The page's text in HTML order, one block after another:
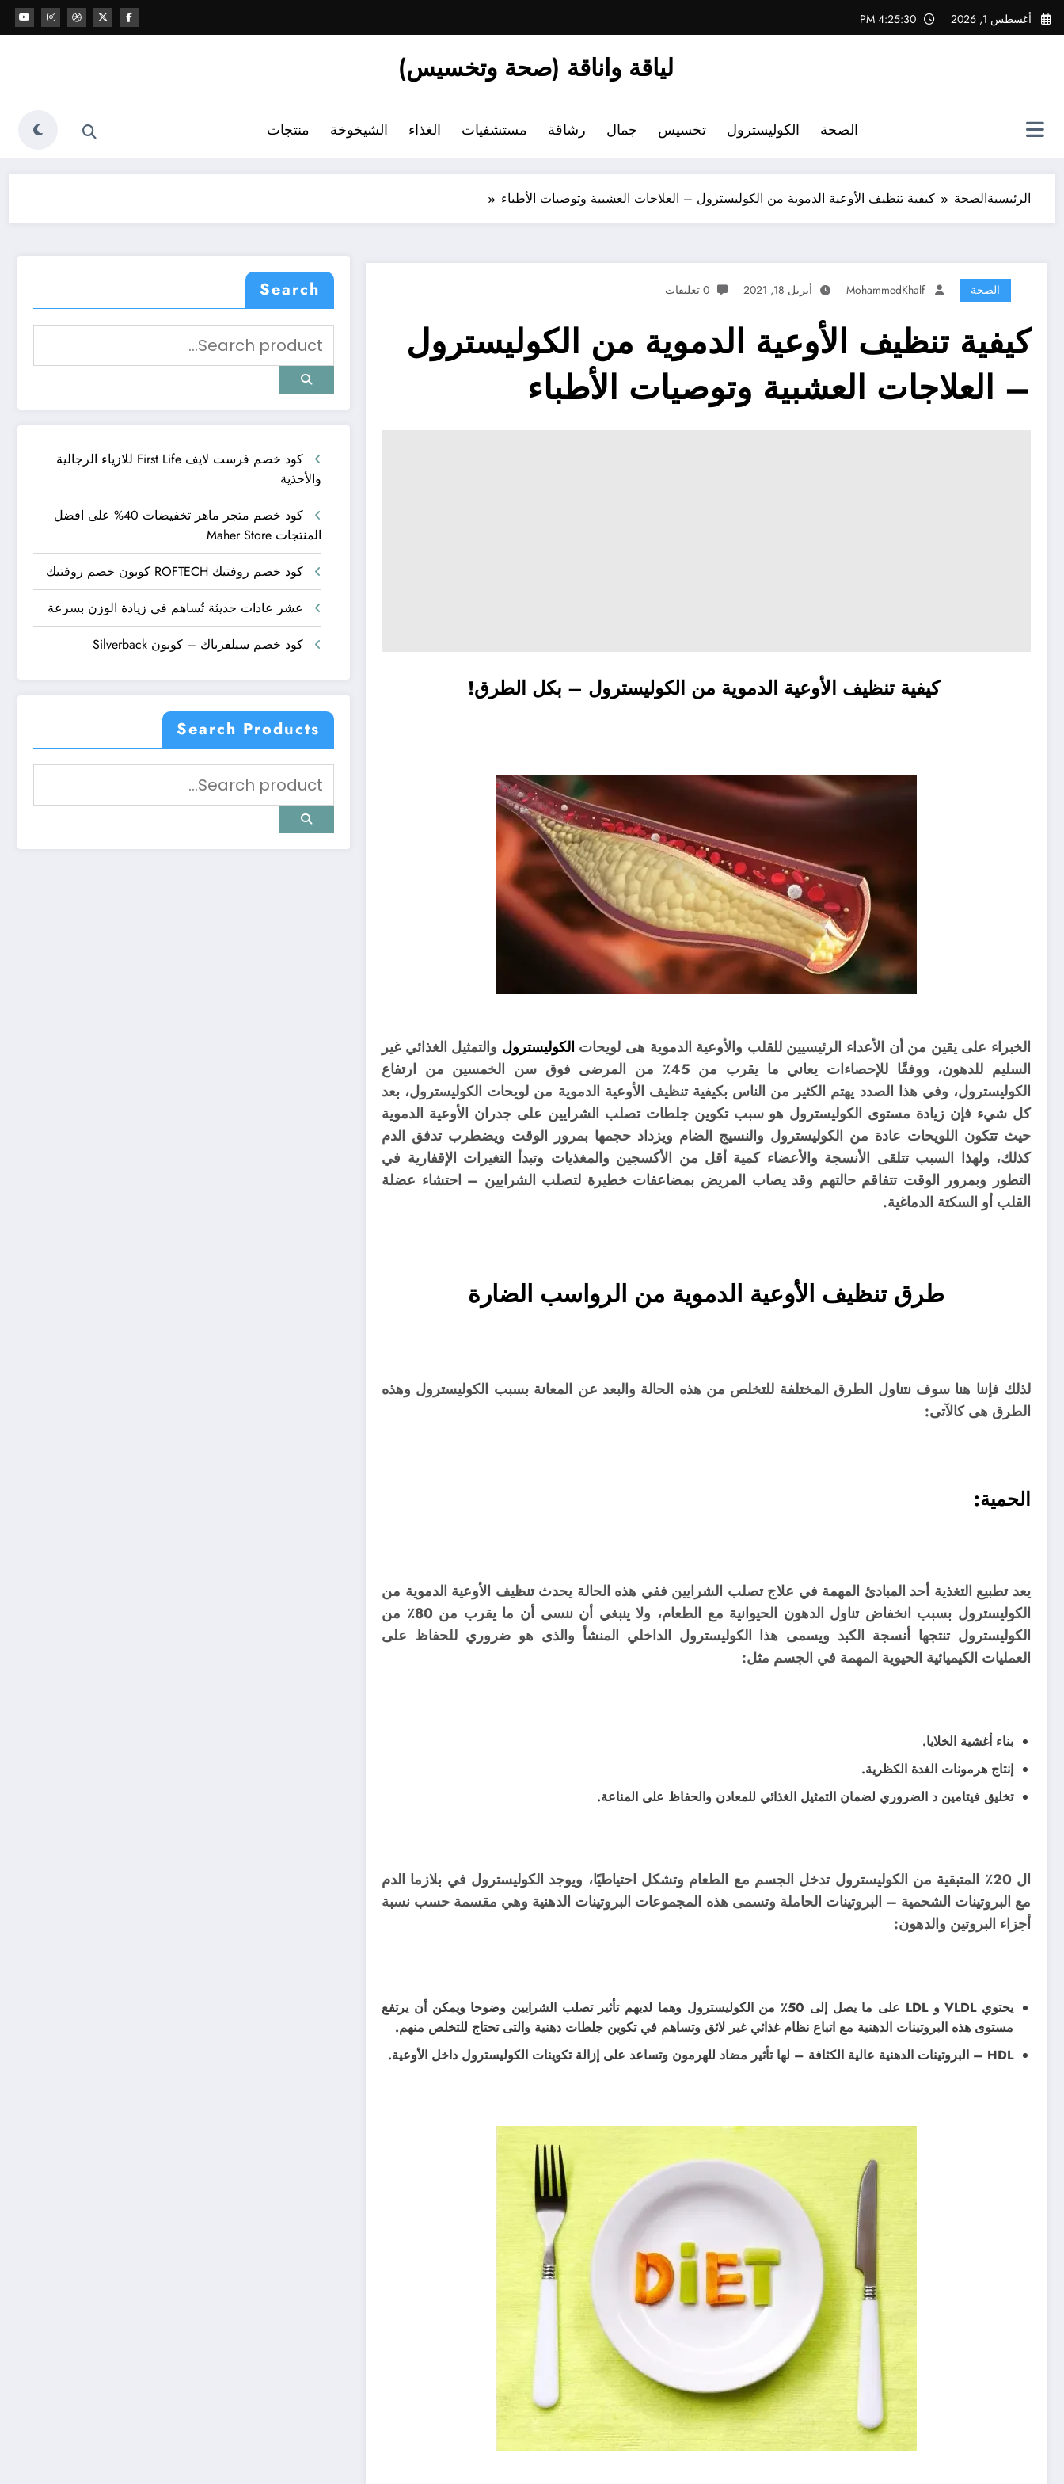
التجاوز
إلى
أغسطس 1, 2026 4:25:31 PM
لياقة واناقة (صحة وتخسيس)
الصحة الكوليسترول تخسيس جمال رشاقة مستشفيات الغذاء الشيخوخة منتجات
الرئيسيةالصحة كيفية تنظيف الأوعية الدموية من الكوليسترول – العلاجات العشبية وتوصيات الأطباء
الصحة MohammedKhalf أبريل 18, 2021 0 تعليقات
كيفية تنظيف الأوعية الدموية من الكوليسترول
– العلاجات العشبية وتوصيات الأطباء
كيفية تنظيف الأوعية الدموية من الكوليسترول – بكل الطرق!
الخبراء على يقين من أن الأعداء الرئيسيين للقلب والأوعية الدموية هى لويحات الكوليسترول والتمثيل الغذائي غير
السليم للدهون، ووفقًا للإحصاءات يعاني ما يقرب من 45٪ من المرضى فوق سن الخمسين من ارتفاع
الكوليسترول، وفي هذا الصدد يهتم الكثير من الناس بكيفية تنظيف الأوعية الدموية من لويحات الكوليسترول، بعد
كل شيء فإن زيادة مستوى الكوليسترول هو سبب تكوين جلطات تصلب الشرايين على جدران الأوعية الدموية
حيث تتكون اللويحات عادة من الكوليسترول والنسيج الضام ويزداد حجمها بمرور الوقت ويضطرب تدفق الدم
كذلك، ولهذا السبب تتلقى الأنسجة والأعضاء كمية أقل من الأكسجين والمغذيات وتبدأ التغيرات الإقفارية في
التطور وبمرور الوقت تتفاقم حالتهم وقد يصاب المريض بمضاعفات خطيرة لتصلب الشرايين – احتشاء عضلة
القلب أو السكتة الدماغية.
طرق تنظيف الأوعية الدموية من الرواسب الضارة
لذلك فإننا هنا سوف نتناول الطرق المختلفة للتخلص من هذه الحالة والبعد عن المعانة بسبب الكوليسترول وهذه
الطرق هى كالآتى:
الحمية:
يعد تطبيع التغذية أحد المبادئ المهمة في علاج تصلب الشرايين ففي هذه الحالة يحدث تنظيف الأوعية الدموية من
الكوليسترول بسبب انخفاض تناول الدهون الحيوانية مع الطعام، ولا ينبغي أن ننسى أن ما يقرب من 80٪ من
الكوليسترول تنتجها أنسجة الكبد ويسمى هذا الكوليسترول الداخلي المنشأ والذى هو ضروري للحفاظ على
العمليات الكيميائية الحيوية المهمة في الجسم مثل:
بناء أغشية الخلايا.
إنتاج هرمونات الغدة الكظرية.
تخليق فيتامين د الضروري لضمان التمثيل الغذائي للمعادن والحفاظ على المناعة.
ال 20٪ المتبقية من الكوليسترول تدخل الجسم مع الطعام وتشكل احتياطيًا، ويوجد الكوليسترول في بلازما الدم
مع البروتينات الشحمية – البروتينات الحاملة وتسمى هذه المجموعات البروتينات الدهنية وهي مقسمة حسب نسبة
أجزاء البروتين والدهون:
يحتوي VLDL و LDL على ما يصل إلى 50٪ من الكوليسترول وهما لديهم تأثير تصلب الشرايين وضوحا ويمكن أن يرتفع
مستوى هذه البروتينات الدهنية مع اتباع نظام غذائي غير لائق وتساهم في تكوين جلطات دهنية والتى تحتاج للتخلص منهم.
HDL – البروتينات الدهنية عالية الكثافة – لها تأثير مضاد للهرمون وتساعد على إزالة تكوينات الكوليسترول داخل الأوعية.
Search
كود خصم فرست لايف First Life للازياء الرجالية
والأحذية
كود خصم متجر ماهر تخفيضات 40% على افضل
المنتجات Maher Store
كود خصم روفتيك ROFTECH كوبون خصم روفتيك
عشر عادات حديثة تُساهم في زيادة الوزن بسرعة
كود خصم سيلفرباك – كوبون Silverback
Search Products